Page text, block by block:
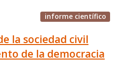
informe científico
la sociedad civil
de la democracia